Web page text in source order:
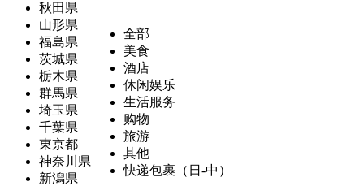
秋田県
山形県
福島県
茨城県
栃木県
群馬県
埼玉県
千葉県
東京都
神奈川県
新潟県
全部
美食
酒店
休闲娱乐
生活服务
购物
旅游
其他
快递包裹（日-中）